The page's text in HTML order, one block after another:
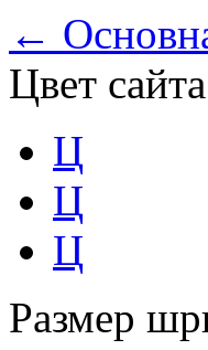
←
Цвет
Ц
Ц
Ц
Размер